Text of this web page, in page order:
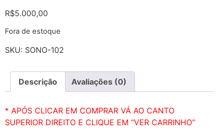
R$5.000,00
Fora de estoque
SKU: SONO-102
Descrição Avaliações (0)
* APÓS CLICAR EM COMPRAR VÁ AO CANTO
SUPERIOR DIREITO E CLIQUE EM “VER CARRINHO”